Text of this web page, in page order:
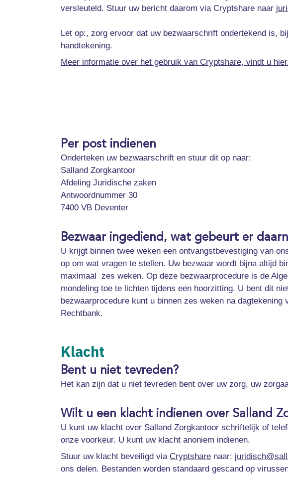
versleuteld. Stuur uw bericht daarom via Cryptshare naar
Let op:, zorg ervoor dat uw bezwaarschrift ondertekend is,
handtekening.
Meer informatie over het gebruik van Cryptshare, vindt u
Per post indienen
Onderteken uw bezwaarschrift en stuur dit op naar:
Salland Zorgkantoor
Afdeling Juridische zaken
Antwoordnummer 30
7400 VB Deventer
Bezwaar ingediend, wat gebeurt er
U krijgt binnen twee weken een ontvangstbevestiging van
op om wat vragen te stellen. Uw bezwaar wordt bijna altijd
maximaal zes weken. Op deze bezwaarprocedure is de
mondeling toe te lichten tijdens een hoorzitting. U bent dit
bezwaarprocedure kunt u binnen zes weken na
Rechtbank.
Klacht
Bent u niet tevreden?
Het kan zijn dat u niet tevreden bent over uw zorg, uw
Wilt u een klacht indienen over Salland
U kunt uw klacht over Salland Zorgkantoor schriftelijk of
onze voorkeur. U kunt uw klacht anoniem indienen.
Stuur uw klacht beveiligd via Cryptshare naar:
ons delen. Bestanden worden standaard gescand op